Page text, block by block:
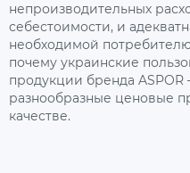
непроизводительных
себестоимости, и
необходимой
почему украинские
продукции бренда ASPOR
разнообразные ценовые
качестве.